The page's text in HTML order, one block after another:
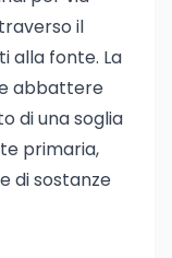
il
alla fonte. La
abbattere
di una soglia
primaria,
di sostanze